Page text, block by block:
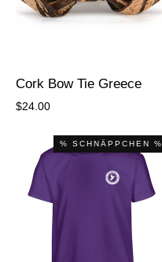
Cork Bow Tie Greece
$24.00
% SCHNÄPPCHEN %